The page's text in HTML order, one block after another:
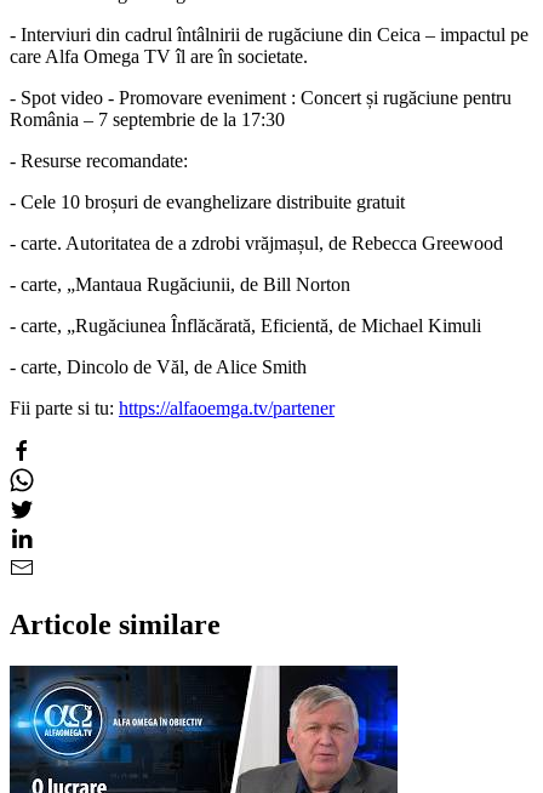
- Interviuri din cadrul întâlnirii de rugăciune din Ceica – impactul pe
care Alfa Omega TV îl are în societate.
- Spot video - Promovare eveniment : Concert și rugăciune pentru
România – 7 septembrie de la 17:30
- Resurse recomandate:
- Cele 10 broșuri de evanghelizare distribuite gratuit
- carte. Autoritatea de a zdrobi vrăjmașul, de Rebecca Greewood
- carte, „Mantaua Rugăciunii, de Bill Norton
- carte, „Rugăciunea Înflăcărată, Eficientă, de Michael Kimuli
- carte, Dincolo de Văl, de Alice Smith
Fii parte si tu: https://alfaoemga.tv/partener
Articole similare